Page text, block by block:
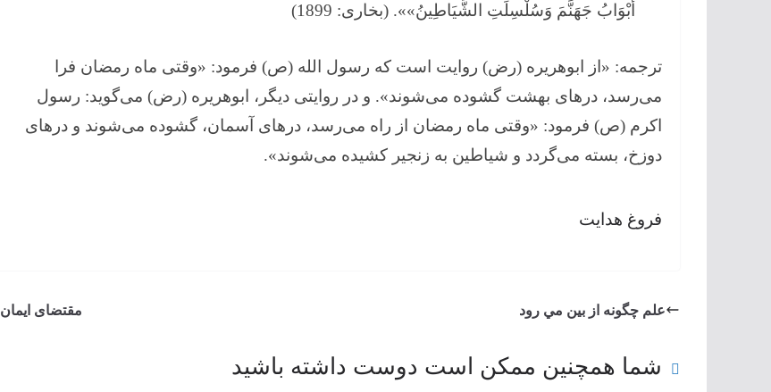
أَبْوَابُ جَهَنَّمَ وَسُلْسِلَتِ الشَّيَاطِينُ»». (بخارى: 1899)
ترجمه: «از ابوهریره (رض) روایت است كه رسول ‏الله (ص) فرمود: «وقتی ماه رمضان فرا
می‌رسد، درهای بهشت گشوده می‌شوند». و در روایتی دیگر، ابوهریره (رض) می‌گوید: رسول
اكرم (ص) فرمود: «وقتی ماه رمضان از راه می‌رسد، درهای آسمان، گشوده می‌شوند و درهای
دوزخ، بسته می‌گردد و شیاطین به زنجیر كشیده می‌شوند».
فروغ هدایت
علم چگونه از بين مي‌ رود مقتضای ایمان
شما همچنین ممکن است دوست داشته باشید